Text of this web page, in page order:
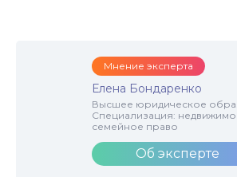
Мнение эксперта
Елена Бондаренко
Высшее юридическое
Специализация:
семейное право
Об эксперте